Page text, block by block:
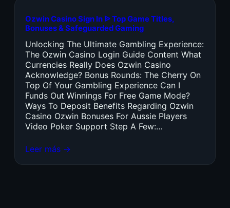
Ozwin Casino Sign In ᐉ Top Game Titles,
Bonuses & Safeguarded Gaming
Unlocking The Ultimate Gambling Experience:
The Ozwin Casino Login Guide Content What
Currencies Really Does Ozwin Casino
Acknowledge? Bonus Rounds: The Cherry On
Top Of Your Gambling Experience Can I
Funds Out Winnings For Free Game Mode?
Ways To Deposit Benefits Regarding Ozwin
Casino Ozwin Bonuses For Aussie Players
Video Poker Support Step A Few:…
Leer más →